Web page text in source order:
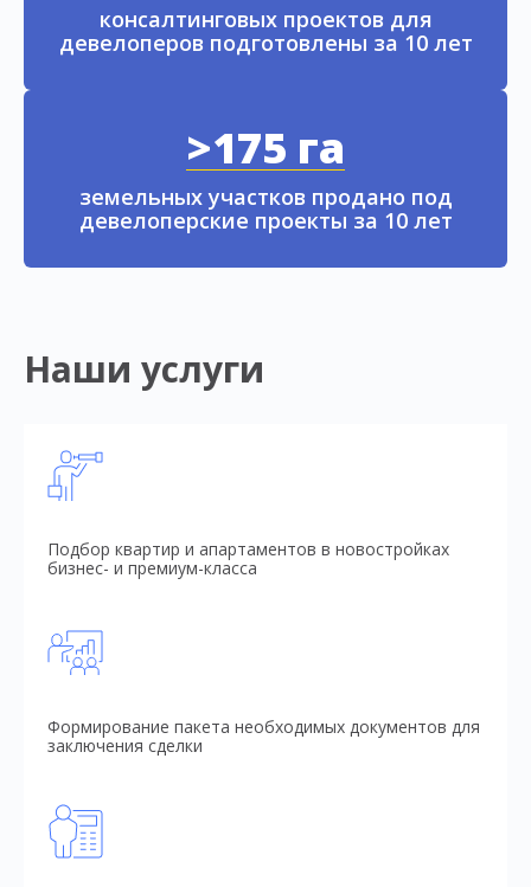
консалтинговых проектов для
девелоперов подготовлены за 10 лет
>175 га
земельных участков продано под
девелоперские проекты за 10 лет
Наши услуги
Подбор квартир и апартаментов в новостройках
бизнес- и премиум-класса
Формирование пакета необходимых документов для
заключения сделки